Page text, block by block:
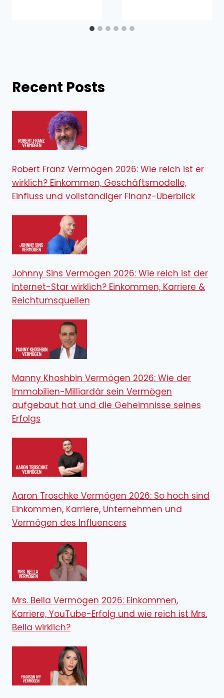
Recent Posts
Robert Franz Vermögen 2026: Wie reich ist er
wirklich? Einkommen, Geschäftsmodelle,
Einfluss und vollständiger Finanz-Überblick
Johnny Sins Vermögen 2026: Wie reich ist der
Internet-Star wirklich? Einkommen, Karriere &
Reichtumsquellen
Manny Khoshbin Vermögen 2026: Wie der
Immobilien-Milliardär sein Vermögen
aufgebaut hat und die Geheimnisse seines
Erfolgs
Aaron Troschke Vermögen 2026: So hoch sind
Einkommen, Karriere, Unternehmen und
Vermögen des Influencers
Mrs. Bella Vermögen 2026: Einkommen,
Karriere, YouTube-Erfolg und wie reich ist Mrs.
Bella wirklich?